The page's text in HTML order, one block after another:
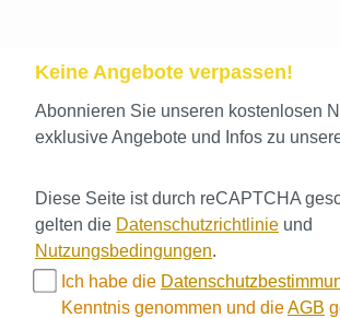
Keine Angebote verpassen!
Abonnieren Sie unseren kostenlosen
exklusive Angebote und Infos zu
Diese Seite ist durch reCAPTCHA
gelten die Datenschutzrichtlinie und
Nutzungsbedingungen.
Ich habe die
Kenntnis genommen und dieAGB